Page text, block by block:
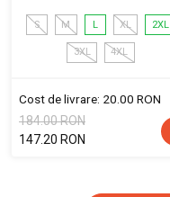
S M L XL 2XL
3XL 4XL
Cost de livrare: 20.00 RON
184.00 RON
147.20 RON